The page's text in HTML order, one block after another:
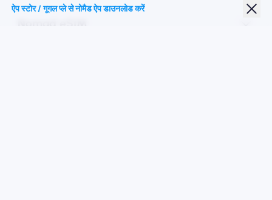
ऐप स्टोर / गूगल प्ले से नोमैड ऐप डाउनलोड करें